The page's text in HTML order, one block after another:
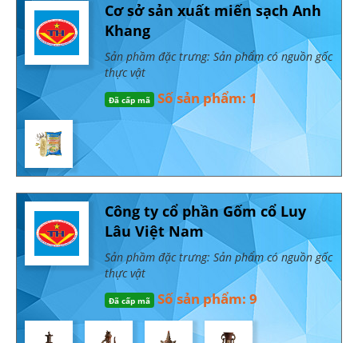
Cơ sở sản xuất miến sạch Anh
Khang
Sản phầm đặc trưng: Sản phẩm có nguồn gốc
thực vật
Đã cấp mã Số sản phẩm: 1
Công ty cổ phần Gốm cổ Luy
Lâu Việt Nam
Sản phầm đặc trưng: Sản phẩm có nguồn gốc
thực vật
Đã cấp mã Số sản phẩm: 9